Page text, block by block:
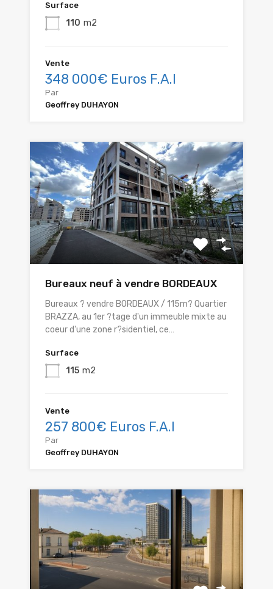
Surface
110 m2
Vente
348 000€ Euros F.A.I
Par
Geoffrey DUHAYON
Bureaux neuf à vendre BORDEAUX
Bureaux ? vendre BORDEAUX / 115m? Quartier
BRAZZA, au 1er ?tage d'un immeuble mixte au
coeur d'une zone r?sidentiel, ce…
Surface
115 m2
Vente
257 800€ Euros F.A.I
Par
Geoffrey DUHAYON